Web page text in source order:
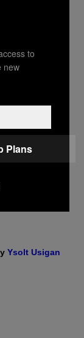
Its
Ysolt Usigan
to
new
Plans